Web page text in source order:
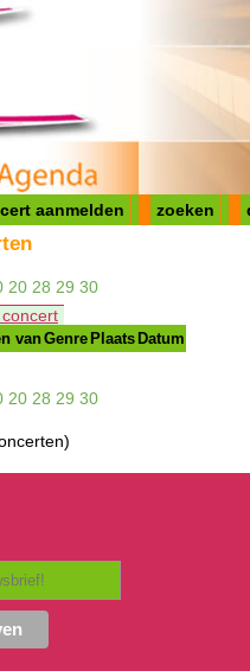
aanmelden zoeken
20 28 29 30
vanGenrePlaatsDatum
20 28 29 30